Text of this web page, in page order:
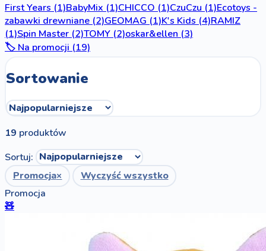
First Years (1)BabyMix (1)CHICCO (1)CzuCzu (1)Ecotoys -
zabawki drewniane (2)GEOMAG (1)K's Kids (4)RAMIZ
(1)Spin Master (2)TOMY (2)oskar&ellen (3)
🏷️ Na promocji (19)
Sortowanie
19 produktów
Sortuj:
Promocja×
Wyczyść wszystko
Promocja
🧸